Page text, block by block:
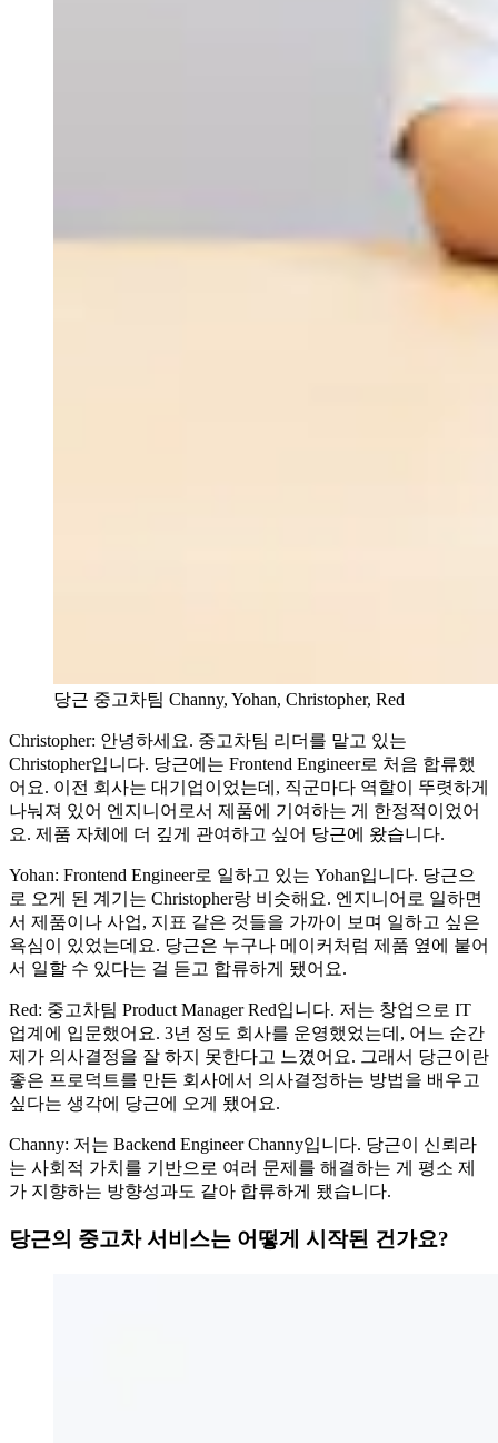
당근 중고차팀 Channy, Yohan, Christopher, Red
Christopher: 안녕하세요. 중고차팀 리더를 맡고 있는
Christopher입니다. 당근에는 Frontend Engineer로 처음 합류했
어요. 이전 회사는 대기업이었는데, 직군마다 역할이 뚜렷하게
나눠져 있어 엔지니어로서 제품에 기여하는 게 한정적이었어
요. 제품 자체에 더 깊게 관여하고 싶어 당근에 왔습니다.
Yohan: Frontend Engineer로 일하고 있는 Yohan입니다. 당근으
로 오게 된 계기는 Christopher랑 비슷해요. 엔지니어로 일하면
서 제품이나 사업, 지표 같은 것들을 가까이 보며 일하고 싶은
욕심이 있었는데요. 당근은 누구나 메이커처럼 제품 옆에 붙어
서 일할 수 있다는 걸 듣고 합류하게 됐어요.
Red: 중고차팀 Product Manager Red입니다. 저는 창업으로 IT
업계에 입문했어요. 3년 정도 회사를 운영했었는데, 어느 순간
제가 의사결정을 잘 하지 못한다고 느꼈어요. 그래서 당근이란
좋은 프로덕트를 만든 회사에서 의사결정하는 방법을 배우고
싶다는 생각에 당근에 오게 됐어요.
Channy: 저는 Backend Engineer Channy입니다. 당근이 신뢰라
는 사회적 가치를 기반으로 여러 문제를 해결하는 게 평소 제
가 지향하는 방향성과도 같아 합류하게 됐습니다.
당근의 중고차 서비스는 어떻게 시작된 건가요?